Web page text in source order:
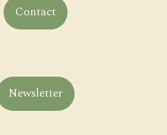
Contact
Newsletter